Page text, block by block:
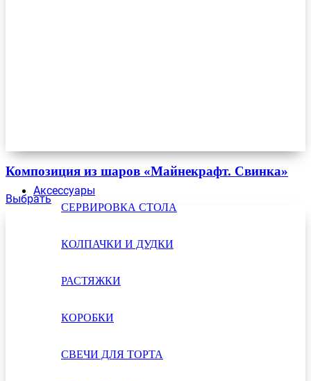
Аксессуары
СЕРВИРОВКА СТОЛА
КОЛПАЧКИ И ДУДКИ
РАСТЯЖКИ
КОРОБКИ
СВЕЧИ ДЛЯ ТОРТА
Композиция из шаров «Майнекрафт. Свинка»
Выбрать